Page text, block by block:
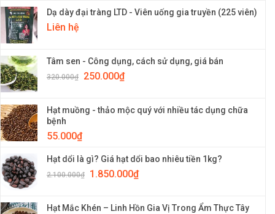
Dạ dày đại tràng LTD - Viên uống gia truyền (225 viên)
Liên hệ
Tâm sen - Công dụng, cách sử dụng, giá bán
320.000₫ 250.000₫
Hạt muồng - thảo mộc quý với nhiều tác dụng chữa
bệnh
55.000₫
Hạt dổi là gì? Giá hạt dổi bao nhiêu tiền 1kg?
2.100.000₫ 1.850.000₫
Hạt Mắc Khén – Linh Hồn Gia Vị Trong Ẩm Thực Tây